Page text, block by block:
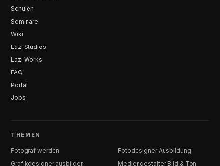
Schulen
Seminare
Wiki
Lazi Studios
Lazi Works
FAQ
Portal
Jobs
THEMEN
Fotograf werden
Fotodesigner Ausbildung
Grafikdesigner ausbilden
Mediengestalter Bild & Ton